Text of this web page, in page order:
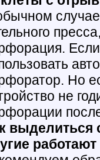
Но
не
выделиться